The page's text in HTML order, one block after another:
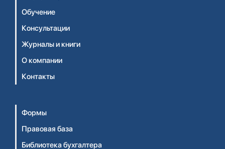
Обучение
Консультации
Журналы и книги
О компании
Контакты
Формы
Правовая база
Библиотека бухгалтера